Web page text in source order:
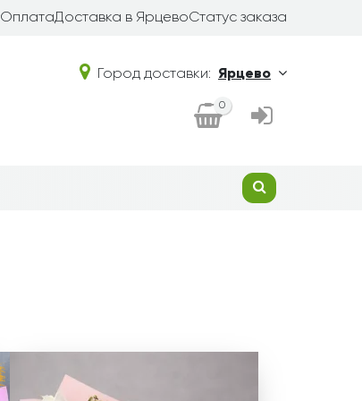
ОплатаДоставка в ЯрцевоСтатус заказа
Город доставки: Ярцево
0